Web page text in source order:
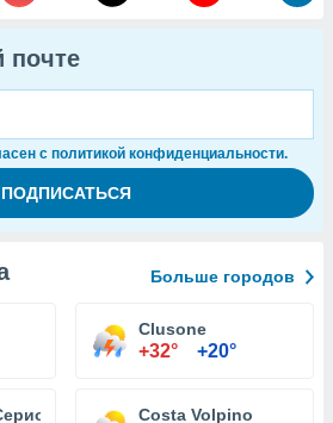
почте
с политикой конфиденциальности.
Больше городов
Clusone
+32° +20°
Costa Volpino